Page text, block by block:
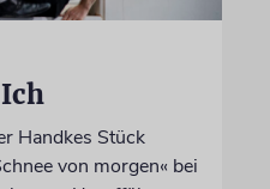
Handkes Stück
von morgen« bei